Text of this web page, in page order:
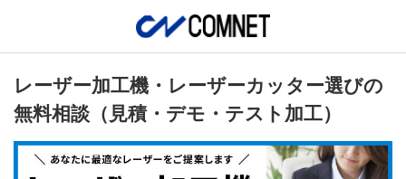
レーザー加工機・レーザーカッター選びの
無料相談（見積・デモ・テスト加工）